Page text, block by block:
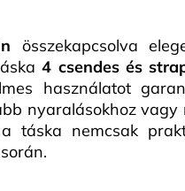
összekapcsolva
4 csendes és
használatot
nyaralásokhoz
táska nemcsak